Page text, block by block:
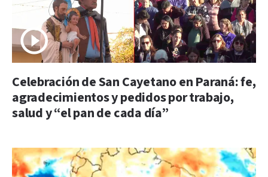
Celebración de San Cayetano en Paraná: fe,
agradecimientos y pedidos por trabajo,
salud y “el pan de cada día”